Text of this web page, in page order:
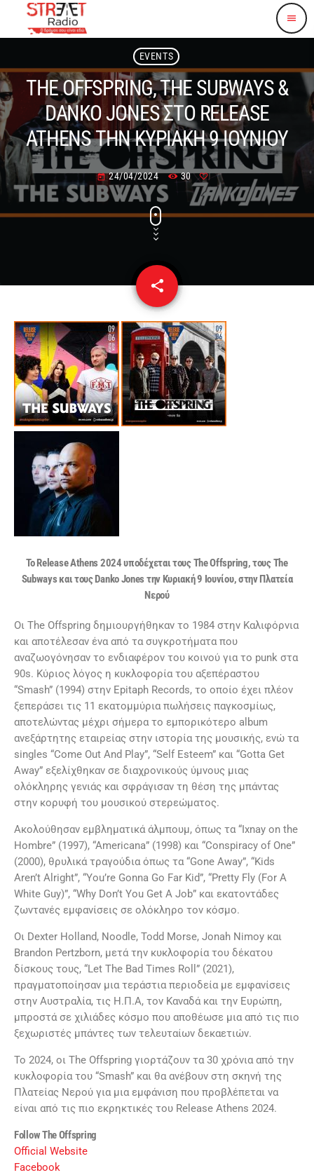
menu
EVENTS
THE OFFSPRING, THE SUBWAYS &
DANKO JONES ΣΤΟ RELEASE
ATHENS ΤΗΝ ΚΥΡΙΑΚΗ 9 ΙΟΥΝΙΟΥ
today 24/04/2024 30
share
email
To Release Athens 2024 υποδέχεται τους The Offspring, τους The
Subways και τους Danko Jones την Κυριακή 9 Ιουνίου, στην Πλατεία
Νερού
Οι The Offspring δημιουργήθηκαν το 1984 στην Καλιφόρνια
και αποτέλεσαν ένα από τα συγκροτήματα που
αναζωογόνησαν το ενδιαφέρον του κοινού για το punk στα
90s. Κύριος λόγος η κυκλοφορία του αξεπέραστου
“Smash” (1994) στην Epitaph Records, το οποίο έχει πλέον
ξεπεράσει τις 11 εκατομμύρια πωλήσεις παγκοσμίως,
αποτελώντας μέχρι σήμερα το εμπορικότερο album
ανεξάρτητης εταιρείας στην ιστορία της μουσικής, ενώ τα
singles “Come Out And Play”, “Self Esteem” και “Gotta Get
Away” εξελίχθηκαν σε διαχρονικούς ύμνους μιας
ολόκληρης γενιάς και σφράγισαν τη θέση της μπάντας
στην κορυφή του μουσικού στερεώματος.
Ακολούθησαν εμβληματικά άλμπουμ, όπως τα “Ixnay on the
Hombre” (1997), “Americana” (1998) και “Conspiracy of One”
(2000), θρυλικά τραγούδια όπως τα “Gone Away”, “Kids
Aren’t Alright”, “You’re Gonna Go Far Kid”, “Pretty Fly (For A
White Guy)”, “Why Don’t You Get A Job” και εκατοντάδες
ζωντανές εμφανίσεις σε ολόκληρο τον κόσμο.
Οι Dexter Holland, Noodle, Todd Morse, Jonah Nimoy και
Brandon Pertzborn, μετά την κυκλοφορία του δέκατου
δίσκους τους, “Let The Bad Times Roll” (2021),
πραγματοποίησαν μια τεράστια περιοδεία με εμφανίσεις
στην Αυστραλία, τις Η.Π.Α, τον Καναδά και την Ευρώπη,
μπροστά σε χιλιάδες κόσμο που αποθέωσε μια από τις πιο
ξεχωριστές μπάντες των τελευταίων δεκαετιών.
Το 2024, οι The Offspring γιορτάζουν τα 30 χρόνια από την
κυκλοφορία του “Smash” και θα ανέβουν στη σκηνή της
Πλατείας Νερού για μια εμφάνιση που προβλέπεται να
είναι από τις πιο εκρηκτικές του Release Athens 2024.
Follow The Offspring
Official Website
Facebook